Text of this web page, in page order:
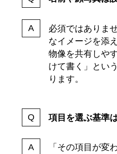
必須ではありま
なイメージを添
物像を共有しや
けて書く」とい
ります。
項目を選ぶ基準
「その項目が変